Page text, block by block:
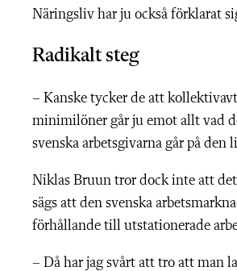
Näringsliv har ju också förklarat
Radikalt steg
– Kanske tycker de att
minimilöner går ju emot allt vad
svenska arbetsgivarna går på
Niklas Bruun tror dock inte att
sägs att den svenska
förhållande till utstationerade
– Då har jag svårt att tro att man